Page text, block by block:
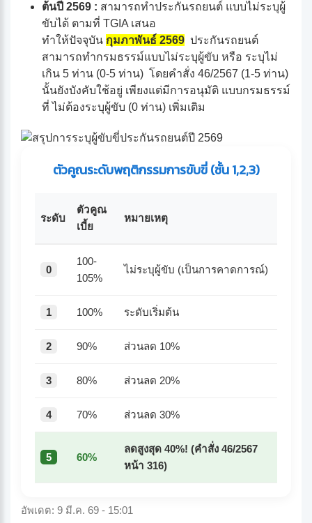
ต้นปี 2569 : สามารถทำประกันรถยนต์ แบบไม่ระบุผู้
ขับได้ ตามที่ TGIA เสนอ
ทำให้ปัจจุบัน กุมภาพันธ์ 2569 ประกันรถยนต์
สามารถทำกรมธรรม์แบบไม่ระบุผู้ขับ หรือ ระบุไม่
เกิน 5 ท่าน (0-5 ท่าน) โดยคำสั่ง 46/2567 (1-5 ท่าน)
นั้นยังบังคับใช้อยู่ เพียงแต่มีการอนุมัติ แบบกรมธรรม์
ที่ ไม่ต้องระบุผู้ขับ (0 ท่าน) เพิ่มเติม
ตัวคูณระดับพฤติกรรมการขับขี่ (ชั้น 1,2,3)
ระดับ
ตัวคูณ
เบี้ย
หมายเหตุ
0
100-
105%
ไม่ระบุผู้ขับ (เป็นการคาดการณ์)
1 100% ระดับเริ่มต้น
2 90% ส่วนลด 10%
3 80% ส่วนลด 20%
4 70% ส่วนลด 30%
5 60%
ลดสูงสุด 40%! (คำสั่ง 46/2567
หน้า 316)
อัพเดต: 9 มี.ค. 69 - 15:01